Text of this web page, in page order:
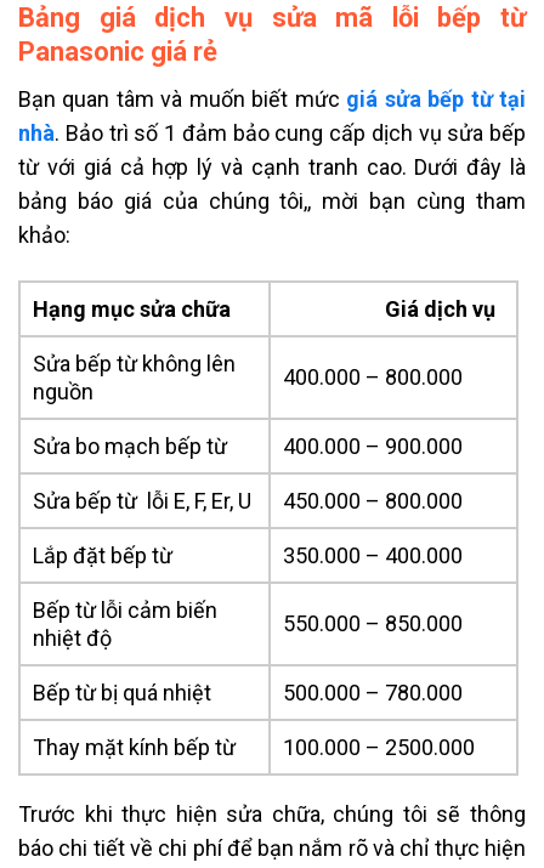
Bảng giá dịch vụ sửa mã lỗi bếp từ
Panasonic giá rẻ
Bạn quan tâm và muốn biết mức giá sửa bếp từ tại
nhà. Bảo trì số 1 đảm bảo cung cấp dịch vụ sửa bếp
từ với giá cả hợp lý và cạnh tranh cao. Dưới đây là
bảng báo giá của chúng tôi,, mời bạn cùng tham
khảo:
Hạng mục sửa chữa Giá dịch vụ
Sửa bếp từ không lên
nguồn
400.000 – 800.000
Sửa bo mạch bếp từ 400.000 – 900.000
Sửa bếp từ lỗi E, F, Er, U 450.000 – 800.000
Lắp đặt bếp từ 350.000 – 400.000
Bếp từ lỗi cảm biến
nhiệt độ
550.000 – 850.000
Bếp từ bị quá nhiệt 500.000 – 780.000
Thay mặt kính bếp từ 100.000 – 2500.000
Trước khi thực hiện sửa chữa, chúng tôi sẽ thông
báo chi tiết về chi phí để bạn nắm rõ và chỉ thực hiện